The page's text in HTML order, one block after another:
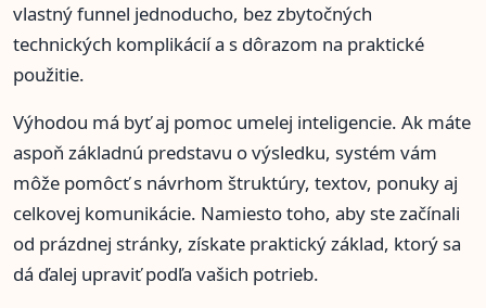
vlastný funnel jednoducho, bez zbytočných
technických komplikácií a s dôrazom na praktické
použitie.
Výhodou má byť aj pomoc umelej inteligencie. Ak máte
aspoň základnú predstavu o výsledku, systém vám
môže pomôcť s návrhom štruktúry, textov, ponuky aj
celkovej komunikácie. Namiesto toho, aby ste začínali
od prázdnej stránky, získate praktický základ, ktorý sa
dá ďalej upraviť podľa vašich potrieb.